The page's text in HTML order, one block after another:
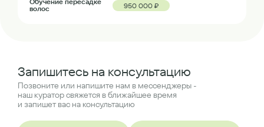
волос
950 000 ₽
Запишитесь на консультацию
Позвоните или напишите нам в мессенджеры -
наш куратор свяжется в ближайшее время
и запишет вас на консультацию